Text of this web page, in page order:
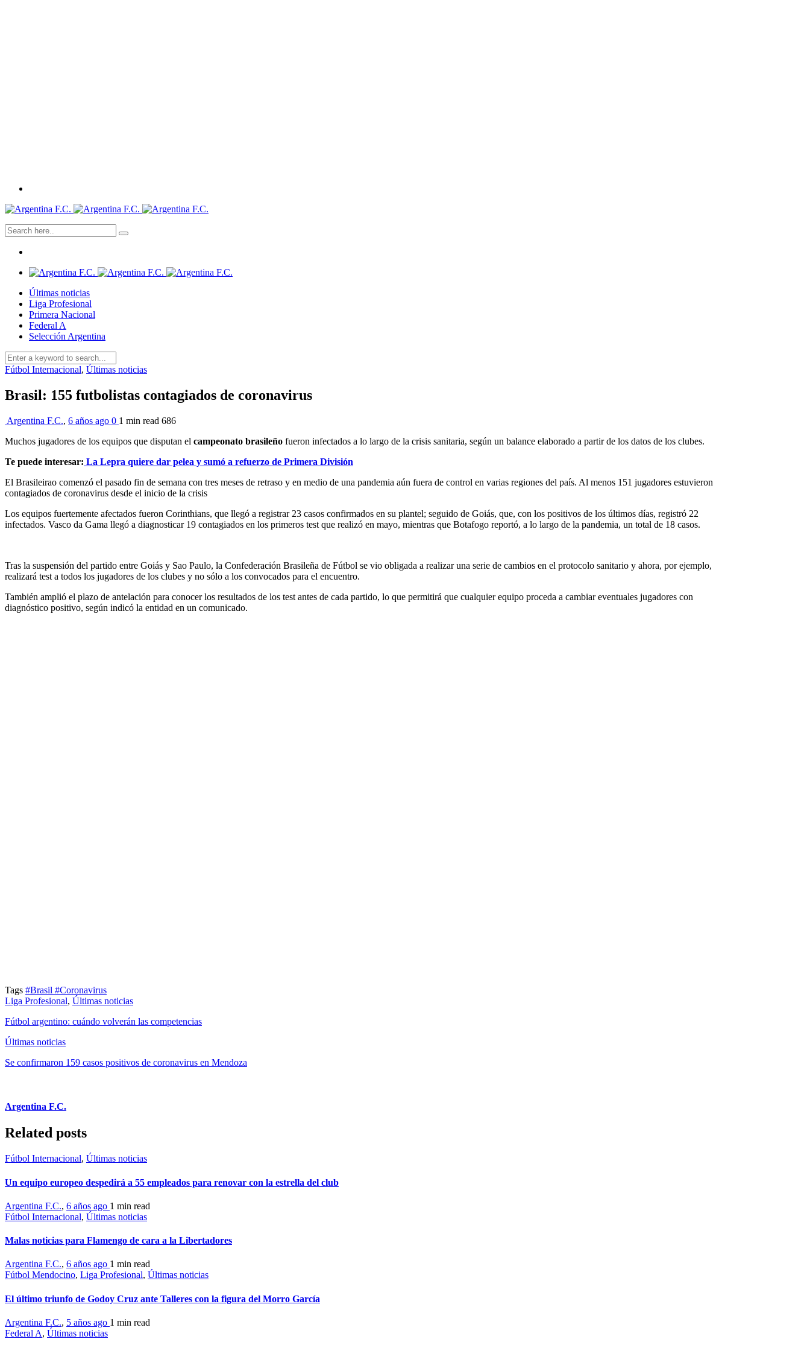
Últimas noticias
Liga Profesional
Primera Nacional
Federal A
Selección Argentina
Fútbol Internacional, Últimas noticias
Brasil: 155 futbolistas contagiados de coronavirus
Argentina F.C., 6 años ago 0 1 min read 686
Muchos jugadores de los equipos que disputan el campeonato brasileño fueron infectados a lo largo de la crisis sanitaria, según un balance elaborado a partir de los datos de los clubes.
Te puede interesar: La Lepra quiere dar pelea y sumó a refuerzo de Primera División
El Brasileirao comenzó el pasado fin de semana con tres meses de retraso y en medio de una pandemia aún fuera de control en varias regiones del país. Al menos 151 jugadores estuvieron
contagiados de coronavirus desde el inicio de la crisis
Los equipos fuertemente afectados fueron Corinthians, que llegó a registrar 23 casos confirmados en su plantel; seguido de Goiás, que, con los positivos de los últimos días, registró 22
infectados. Vasco da Gama llegó a diagnosticar 19 contagiados en los primeros test que realizó en mayo, mientras que Botafogo reportó, a lo largo de la pandemia, un total de 18 casos.
Tras la suspensión del partido entre Goiás y Sao Paulo, la Confederación Brasileña de Fútbol se vio obligada a realizar una serie de cambios en el protocolo sanitario y ahora, por ejemplo,
realizará test a todos los jugadores de los clubes y no sólo a los convocados para el encuentro.
También amplió el plazo de antelación para conocer los resultados de los test antes de cada partido, lo que permitirá que cualquier equipo proceda a cambiar eventuales jugadores con
diagnóstico positivo, según indicó la entidad en un comunicado.
Tags #Brasil #Coronavirus
Liga Profesional, Últimas noticias
Fútbol argentino: cuándo volverán las competencias
Últimas noticias
Se confirmaron 159 casos positivos de coronavirus en Mendoza
Argentina F.C.
Related posts
Fútbol Internacional, Últimas noticias
Un equipo europeo despedirá a 55 empleados para renovar con la estrella del club
Argentina F.C., 6 años ago 1 min read
Fútbol Internacional, Últimas noticias
Malas noticias para Flamengo de cara a la Libertadores
Argentina F.C., 6 años ago 1 min read
Fútbol Mendocino, Liga Profesional, Últimas noticias
El último triunfo de Godoy Cruz ante Talleres con la figura del Morro García
Argentina F.C., 5 años ago 1 min read
Federal A, Últimas noticias